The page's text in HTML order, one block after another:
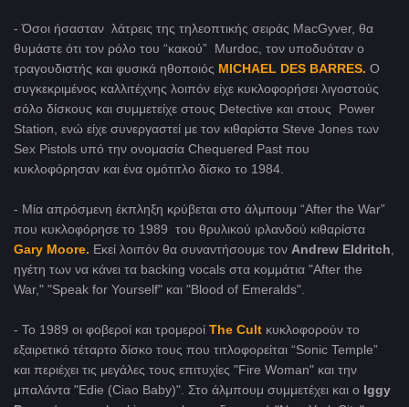
- Όσοι ήσασταν λάτρεις της τηλεοπτικής σειράς MacGyver, θα
θυμάστε ότι τον ρόλο του “κακού” Murdoc, τον υποδυόταν ο
τραγουδιστής και φυσικά ηθοποιός MICHAEL DES BARRES. Ο
συγκεκριμένος καλλιτέχνης λοιπόν είχε κυκλοφορήσει λιγοστούς
σόλο δίσκους και συμμετείχε στους Detective και στους Power
Station, ενώ είχε συνεργαστεί με τον κιθαρίστα Steve Jones των
Sex Pistols υπό την ονομασία Chequered Past που
κυκλοφόρησαν και ένα ομότιτλο δίσκο το 1984.
- Μία απρόσμενη έκπληξη κρύβεται στο άλμπουμ “After the War”
που κυκλοφόρησε το 1989 του θρυλικού ιρλανδού κιθαρίστα
Gary Moore. Εκεί λοιπόν θα συναντήσουμε τον Andrew Eldritch,
ηγέτη των να κάνει τα backing vocals στα κομμάτια "After the
War," "Speak for Yourself" και "Blood of Emeralds".
- Το 1989 οι φοβεροί και τρομεροί The Cult κυκλοφορούν το
εξαιρετικό τέταρτο δίσκο τους που τιτλοφορείται “Sonic Temple”
και περιέχει τις μεγάλες τους επιτυχίες "Fire Woman" και την
μπαλάντα "Edie (Ciao Baby)". Στο άλμπουμ συμμετέχει και ο Iggy